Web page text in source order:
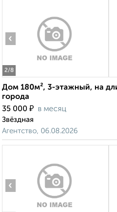
2/8
‹
Дом 180м², 3-этажный, на
города
35 000 ₽ в месяц
Звёздная
Агентство, 06.08.2026
‹